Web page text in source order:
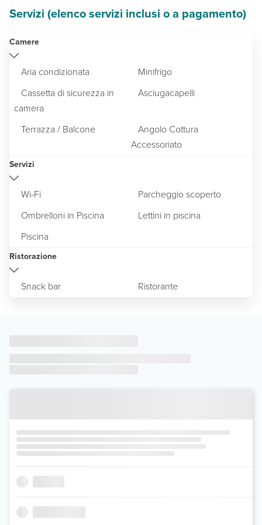
Servizi (elenco servizi inclusi o a pagamento)
Camere
Aria condizionata
Minifrigo
Cassetta di sicurezza in
camera
Asciugacapelli
Terrazza / Balcone
Angolo Cottura
Accessoriato
Servizi
Wi-Fi
Parcheggio scoperto
Ombrelloni in Piscina
Lettini in piscina
Piscina
Ristorazione
Snack bar Ristorante